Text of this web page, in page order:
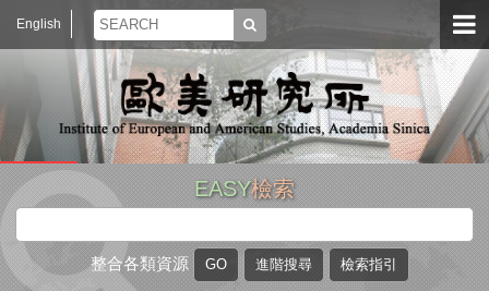
English
EASY檢索
整合各類資源